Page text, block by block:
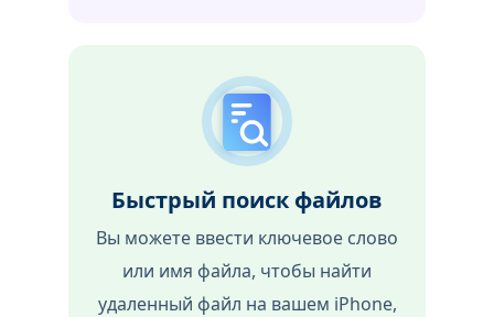
Быстрый поиск файлов
Вы можете ввести ключевое слово
или имя файла, чтобы найти
удаленный файл на вашем iPhone,